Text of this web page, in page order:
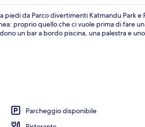
piedi da Parco divertimenti Katmandu Park
proprio quello che ci vuole prima di fare
un bar a bordo piscina, una palestra e
Parcheggio disponibile